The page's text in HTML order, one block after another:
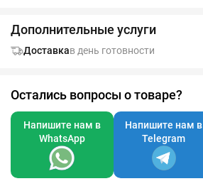
Дополнительные услуги
Доставкав день готовности
Остались вопросы о товаре?
Напишите нам в
WhatsApp
Напишите нам в
Telegram